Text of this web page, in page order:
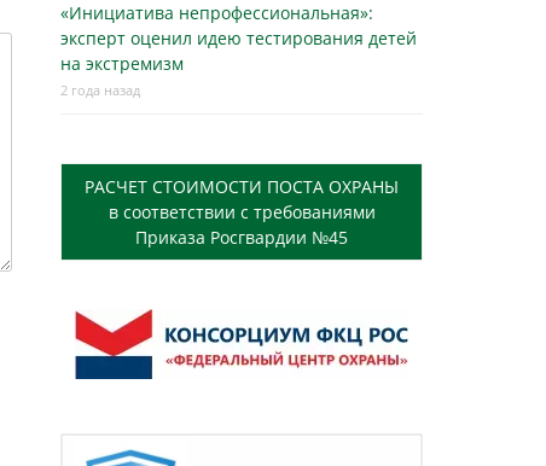
«Инициатива непрофессиональная»:
эксперт оценил идею тестирования детей
на экстремизм
2 года назад
РАСЧЕТ СТОИМОСТИ ПОСТА ОХРАНЫ
в соответствии с требованиями
Приказа Росгвардии №45